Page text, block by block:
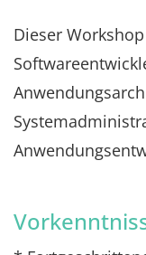
Dieser